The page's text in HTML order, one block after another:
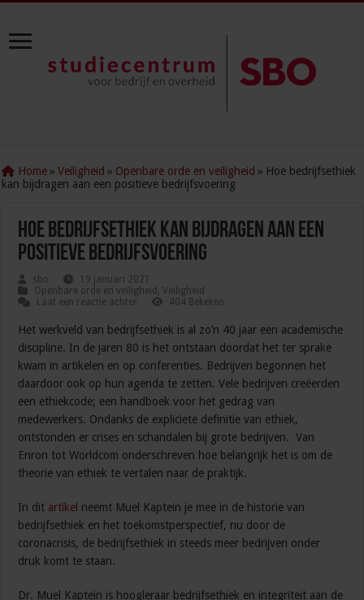
Home » Veiligheid » Openbare orde en veiligheid » Hoe bedrijfsethiek
kan bijdragen aan een positieve bedrijfsvoering
Hoe bedrijfsethiek kan bijdragen aan een
positieve bedrijfsvoering
sbo
19 januari 2021
Openbare orde en veiligheid ,Veiligheid
Laat een reactie achter
404 Bekeken
Het werkveld van bedrijfsethiek is al zo’n 40 jaar een academische
discipline. In de jaren 80 is het ontstaan doordat het ter sprake
kwam in artikelen en op conferenties. Bedrijven begonnen het
daardoor ook op hun agenda te zetten. Vele bedrijven creëerden
een ethiekcode; een handboek voor het gedrag van
medewerkers. Ondanks de expliciete definitie van ethiek,
ontstonden er crises en schandalen bij grote bedrijven. Van
Enron tot Worldcom onderschreven hoe belangrijk het is om de
theorie van ethiek te vertalen naar de praktijk.
In dit artikel neemt Muel Kaptein je mee in de historie van
bedrijfsethiek en het toekomstperspectief, nu door de
coronacrisis, de bedrijfsethiek in steeds meer bedrijven onder
druk komt te staan.
Dr. Muel Kaptein is hoogleraar bedrijfsethiek en integriteit aan de